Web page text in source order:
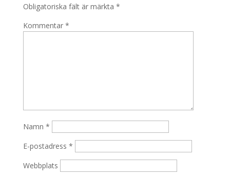
Obligatoriska fält är märkta *
Kommentar *
Namn *
E-postadress *
Webbplats